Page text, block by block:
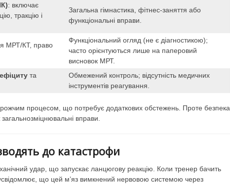
: включає
тракцію і
Загальна гімнастика, фітнес-заняття або
функціональні вправи.
МРТ/КТ, право
Функціональний огляд (не є діагностикою);
часто орієнтуються лише на паперовий
висновок МРТ.
та
Обмежений контроль; відсутність медичних
інструментів реагування.
процесом, що потребує додаткових обстежень. Проте безпека
вправи.
до катастрофи
удар, що запускає ланцюгову реакцію. Коли тренер бачить
усвідомлює, що цей м’яз вимкнений нервовою системою через